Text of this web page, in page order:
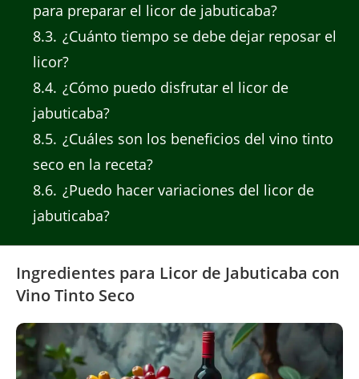
para preparar el licor de jabuticaba?
8.3 ¿Cuánto tiempo se debe dejar reposar el
licor?
8.4 ¿Cómo puedo disfrutar el licor de
jabuticaba?
8.5 ¿Cuáles son los beneficios del vino tinto
seco en la receta?
8.6 ¿Puedo hacer variaciones del licor de
jabuticaba?
Ingredientes para Licor de Jabuticaba con
Vino Tinto Seco